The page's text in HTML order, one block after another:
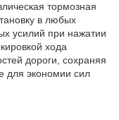
тормозная
в любых
усилий при нажатии
хода
дороги, сохраняя
для экономии сил